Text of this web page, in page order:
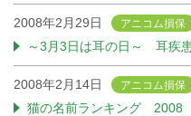
2008年2月29日 アニコム損保
～3月3日は耳の日～ 耳疾
2008年2月14日 アニコム損保
猫の名前ランキング 2008